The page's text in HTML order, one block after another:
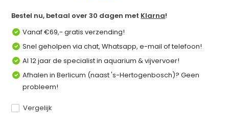
Bestel nu, betaal over 30 dagen met Klarna!
Vanaf €69,- gratis verzending!
Snel geholpen via chat, Whatsapp, e-mail of telefoon!
Al 12 jaar de specialist in aquarium & vijvervoer!
Afhalen in Berlicum (naast 's-Hertogenbosch)? Geen
probleem!
Vergelijk